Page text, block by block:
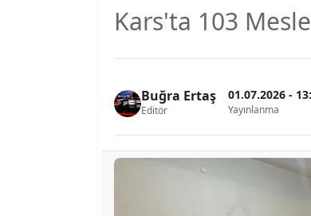
Kars'ta 103
Buğra Ertaş
Editör
01.07.2026 -
Yayınlanma